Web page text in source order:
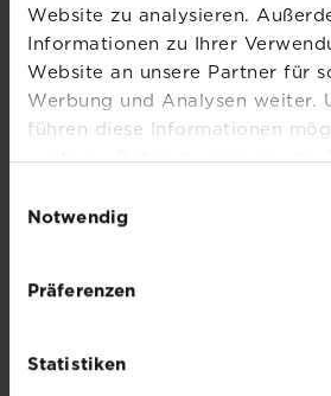
Website zu analysieren.
Informationen zu Ihrer
Website an unsere Partner für
Werbung und Analysen weiter.
führen diese Informationen
weiteren Daten zusammen, die
Nutzung der Dienste gesammelt
Notwendig
Präferenzen
Statistiken
Abonniere
den Liebe
Garten
Melde dich jetzt zu